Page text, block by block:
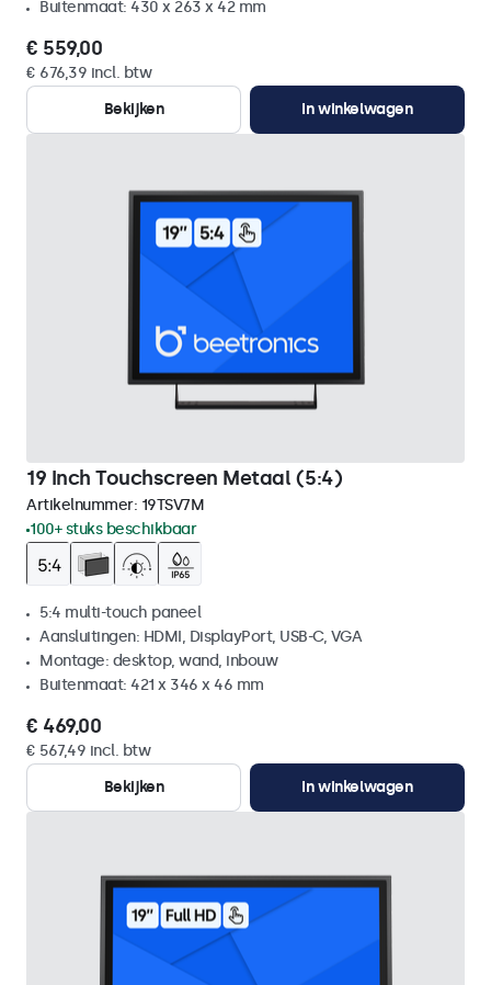
Buitenmaat: 430 x 263 x 42 mm
€ 559,00
€ 676,39 incl. btw
Bekijken
In winkelwagen
19 Inch Touchscreen Metaal (5:4)
Artikelnummer: 19TSV7M
100+ stuks beschikbaar
5:4 multi-touch paneel
Aansluitingen: HDMI, DisplayPort, USB-C, VGA
Montage: desktop, wand, inbouw
Buitenmaat: 421 x 346 x 46 mm
€ 469,00
€ 567,49 incl. btw
Bekijken
In winkelwagen